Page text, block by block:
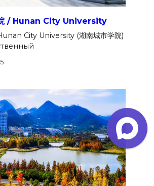
/ Hunan City University
City University (湖南城市学院)